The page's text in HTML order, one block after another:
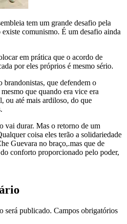
tem um grande desafio pela
comunismo. É um desafio ainda
em prática que o acordo de
por eles próprios é mesmo sério.
brandonistas, que defendem o
que quando era vice era
ou até mais ardiloso, do que
vai durar. Mas o retorno de um
coisa eles terão a solidariedade
Guevara no braço,.mas que de
conforto proporcionado pelo poder,
será publicado. Campos obrigatórios